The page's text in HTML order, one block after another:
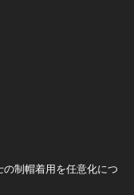
制帽着用を任意化につ